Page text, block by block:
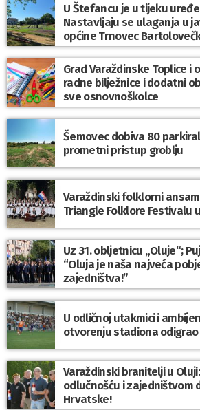
U Štefancu je u tijeku
Nastavljaju se ulaganja u
općine Trnovec
Grad Varaždinske Toplice i
radne bilježnice i dodatni
sve osnovnoškolce
Šemovec dobiva 80
prometni pristup groblju
Varaždinski folklorni
Triangle Folklore Festivalu
Uz 31. obljetnicu „Oluje“;
“Oluja je naša najveća
zajedništva!”
U odličnoj utakmici i
otvorenju stadiona odigrao
Varaždinski branitelji u
odlučnošću i zajedništvom
Hrvatske!